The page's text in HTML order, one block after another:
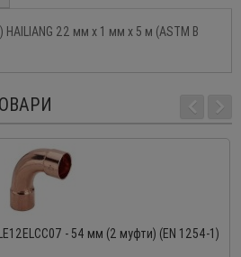
HAILIANG 22 мм x 1 мм x 5 м (ASTM B
- 54 мм (2 муфти) (EN 1254-1)